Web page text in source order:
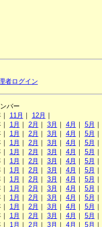
者ログイン
バー
11月 ｜ 12月 ｜
1月 ｜ 2月 ｜ 3月 ｜ 4月 ｜ 5月 ｜
1月 ｜ 2月 ｜ 3月 ｜ 4月 ｜ 5月 ｜
1月 ｜ 2月 ｜ 3月 ｜ 4月 ｜ 5月 ｜
1月 ｜ 2月 ｜ 3月 ｜ 4月 ｜ 5月 ｜
1月 ｜ 2月 ｜ 3月 ｜ 4月 ｜ 5月 ｜
1月 ｜ 2月 ｜ 3月 ｜ 4月 ｜ 5月 ｜
1月 ｜ 2月 ｜ 3月 ｜ 4月 ｜ 5月 ｜
1月 ｜ 2月 ｜ 3月 ｜ 4月 ｜ 5月 ｜
1月 ｜ 2月 ｜ 3月 ｜ 4月 ｜ 5月 ｜
1月 ｜ 2月 ｜ 3月 ｜ 4月 ｜ 5月 ｜
1月 ｜ 2月 ｜ 3月 ｜ 4月 ｜ 5月 ｜
1月 ｜ 2月 ｜ 3月 ｜ 4月 ｜ 5月 ｜